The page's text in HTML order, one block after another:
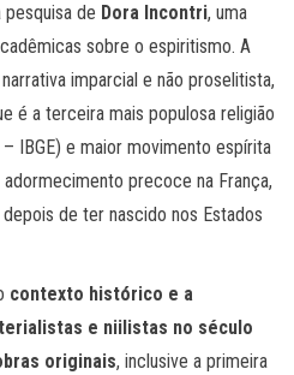
de Dora Incontri, uma
sobre o espiritismo. A
imparcial e não proselitista,
é a terceira mais populosa religião
IBGE) e maior movimento espírita
precoce na França,
de ter nascido nos Estados
contexto histórico e a
e niilistas no século
originais, inclusive a primeira